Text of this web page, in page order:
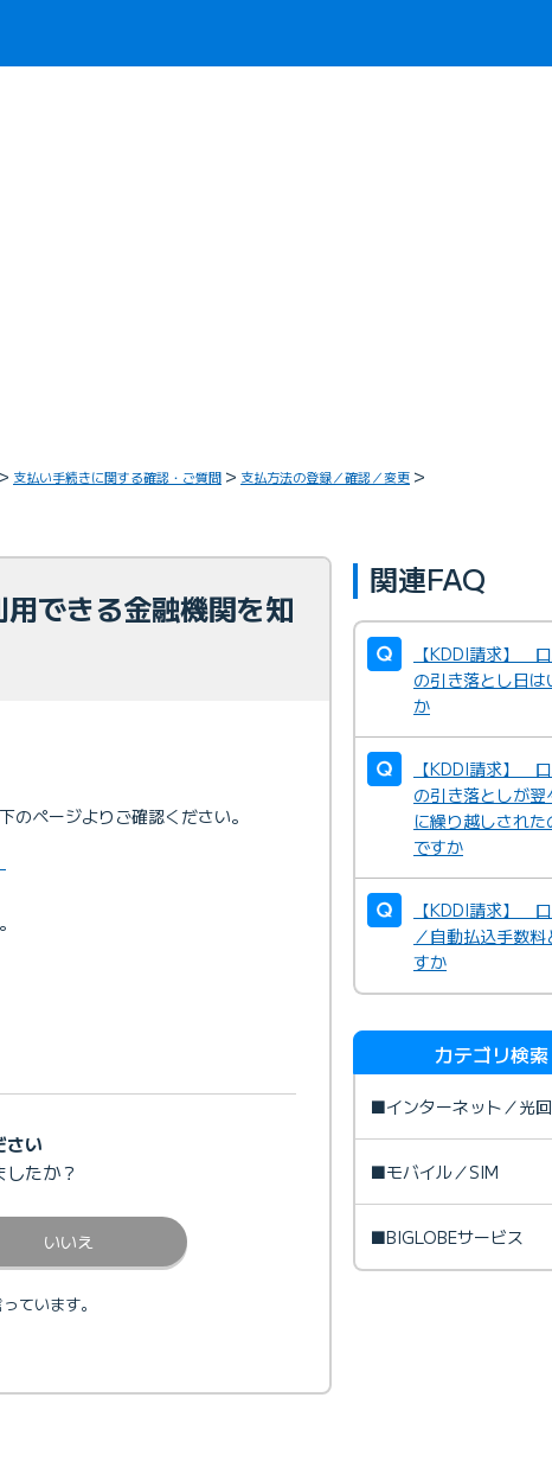
支払い手続きに関する確認・ご質問
支払方法の登録／確認／変更
できる金融機関を知
のページよりご確認ください。
さい
たか？
いいえ
ています。
関連FAQ
【KDDI請求】
の引き落とし日は
か
【KDDI請求】
の引き落としが翌
に繰り越しされ
ですか
【KDDI請求】
／自動払込手数
すか
カテゴリ検索
■インターネット／光
■モバイル／SIM
■BIGLOBEサービス